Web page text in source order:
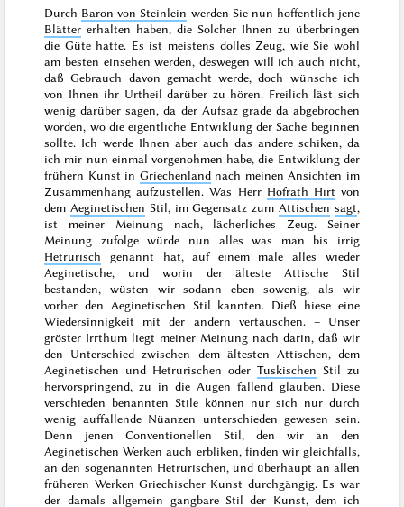
Durch Baron von Steinlein werden Sie nun hoffentlich jene
Blätter erhalten haben, die Solcher Ihnen zu überbringen
die Güte hatte. Es ist meistens dolles Zeug, wie Sie wohl
am besten einsehen werden, deswegen will ich auch nicht,
daß Gebrauch davon gemacht werde, doch wünsche ich
von Ihnen ihr Urtheil darüber zu hören. Freilich läst sich
wenig darüber sagen, da der Aufsaz grade da abgebrochen
worden, wo die eigentliche Entwiklung der Sache beginnen
sollte. Ich werde Ihnen aber auch das andere schiken, da
ich mir nun einmal vorgenohmen habe, die Entwiklung der
frühern Kunst in Griechenlandnach meinen Ansichten im
Zusammenhang aufzustellen. Was Herr Hofrath Hirt von
demAeginetischen Stil, im Gegensatz zum Attischen sagt,
ist meiner Meinung nach, lächerliches Zeug. Seiner
Meinung zufolge würde nun alles was man bis irrig
Hetrurisch genannt hat, auf einem male alles wieder
Aeginetische, und worin der älteste Attische Stil
bestanden, wüsten wir sodann eben sowenig, als wir
vorher den Aeginetischen Stil kannten. Dieß hiese eine
Wiedersinnigkeit mit der andern vertauschen. – Unser
gröster Irrthum liegt meiner Meinung nach darin, daß wir
den Unterschied zwischen dem ältesten Attischen, dem
Aeginetischen und Hetrurischen oder Tuskischen Stil zu
hervorspringend, zu in die Augen fallend glauben. Diese
verschieden benannten Stile können nur sich nur durch
wenig auffallende Nüanzen unterschieden gewesen sein.
Denn jenen Conventionellen Stil, den wir an den
Aeginetischen Werken auch erbliken, finden wir gleichfalls,
an den sogenannten Hetrurischen, und überhaupt an allen
früheren Werken Griechischer Kunst durchgängig. Es war
der damals allgemein gangbare Stil der Kunst, dem ich